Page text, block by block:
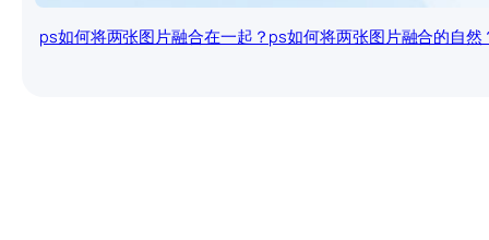
ps如何将两张图片融合在一起？ps如何将两张图片融合的自然